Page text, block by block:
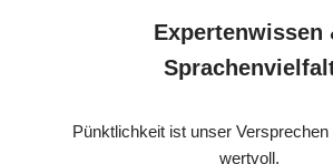
Expertenwissen
Pünktlichkeit ist unser
wertvoll.